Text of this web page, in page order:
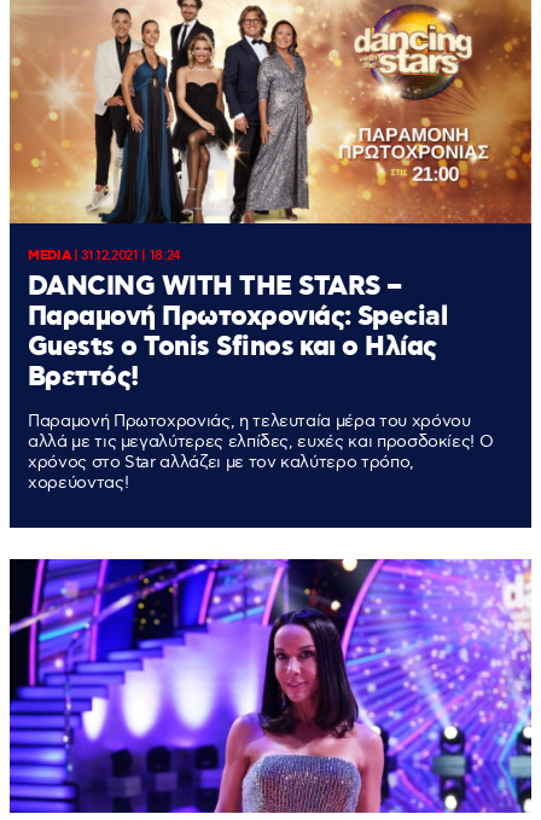
MEDIA|31.12.2021 | 18:24
DANCING WITH THE STARS –
Παραμονή Πρωτοχρονιάς: Special
Guests o Tonis Sfinos και ο Ηλίας
Βρεττός!
Παραμονή Πρωτοχρονιάς, η τελευταία μέρα του χρόνου
αλλά με τις μεγαλύτερες ελπίδες, ευχές και προσδοκίες! Ο
χρόνος στο Star αλλάζει με τον καλύτερο τρόπο,
χορεύοντας!